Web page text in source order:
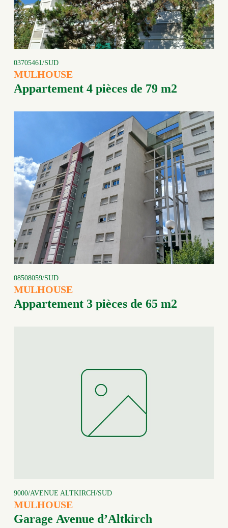
03705461/SUD
MULHOUSE
Appartement 4 pièces de 79 m2
08508059/SUD
MULHOUSE
Appartement 3 pièces de 65 m2
9000/AVENUE ALTKIRCH/SUD
MULHOUSE
Garage Avenue d’Altkirch